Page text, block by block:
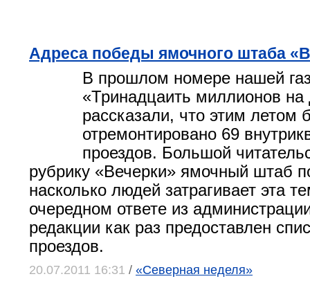
Адреса победы ямочного штаба
В прошлом номере нашей
«Тринадцаить миллионов
рассказали, что этим летом
отремонтировано 69
проездов. Большой
рубрику «Вечерки» ямочный штаб
насколько людей затрагивает эта
очередном ответе из
редакции как раз предоставлен
проездов.
20.07.2011 16:31 / «Северная неделя»